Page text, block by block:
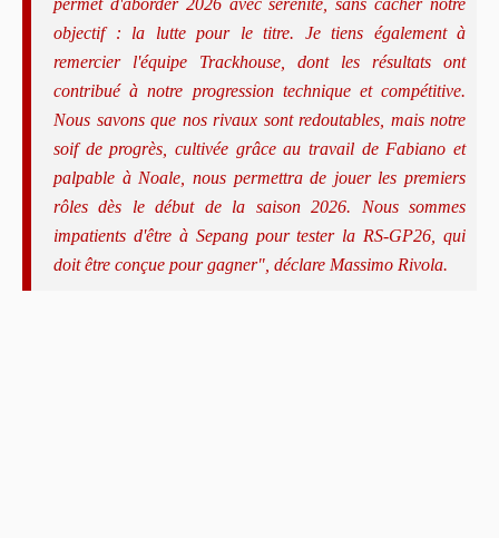
objectif : la lutte pour le titre. Je tiens également à
remercier l'équipe Trackhouse, dont les résultats ont
contribué à notre progression technique et compétitive.
Nous savons que nos rivaux sont redoutables, mais notre
soif de progrès, cultivée grâce au travail de Fabiano et
palpable à Noale, nous permettra de jouer les premiers
rôles dès le début de la saison 2026. Nous sommes
impatients d'être à Sepang pour tester la RS-GP26, qui
doit être conçue pour gagner", déclare Massimo Rivola.